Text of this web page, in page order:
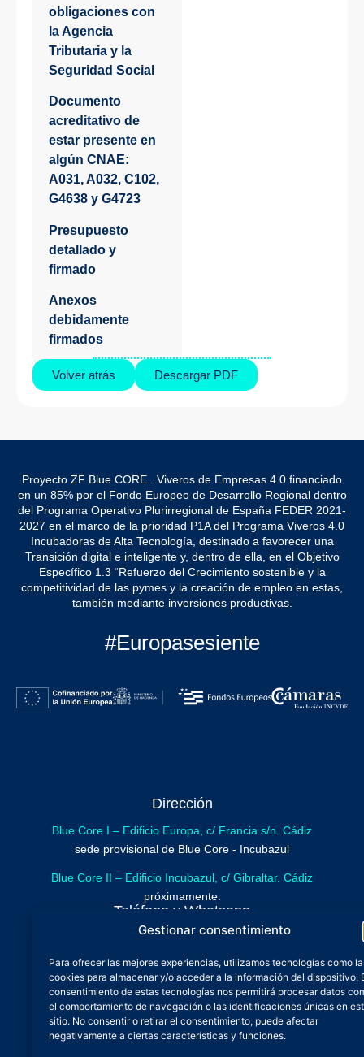
Gestionar consentimiento
Para ofrecer las mejores experiencias, utilizamos tecnologías como
cookies para almacenar y/o acceder a la información del dispositivo.
consentimiento de estas tecnologías nos permitirá procesar datos
el comportamiento de navegación o las identificaciones únicas en
sitio. No consentir o retirar el consentimiento, puede afectar
negativamente a ciertas características y funciones.
obligaciones con
la Agencia
Tributaria y la
Seguridad Social
Documento
acreditativo de
estar presente en
algún CNAE:
A031, A032, C102,
G4638 y G4723
Presupuesto
detallado y
firmado
Anexos
debidamente
firmados
Volver atrás Descargar PDF
Proyecto ZF Blue CORE . Viveros de Empresas 4.0 financiado
en un 85% por el Fondo Europeo de Desarrollo Regional dentro
del Programa Operativo Plurirregional de España FEDER 2021-
2027 en el marco de la prioridad P1A del Programa Viveros 4.0
Incubadoras de Alta Tecnología, destinado a favorecer una
Transición digital e inteligente y, dentro de ella, en el Objetivo
Específico 1.3 “Refuerzo del Crecimiento sostenible y la
competitividad de las pymes y la creación de empleo en estas,
también mediante inversiones productivas.
#Europasesiente
Dirección
Blue Core I – Edificio Europa, c/ Francia s/n. Cádiz
sede provisional de Blue Core - Incubazul
Blue Core II – Edificio Incubazul, c/ Gibraltar. Cádiz
próximamente.
Teléfono y Whatsapp
600 515 071
De lunes a viernes
Oficina 24/7
Atención continuada
Email
admin@zfbluecore.es